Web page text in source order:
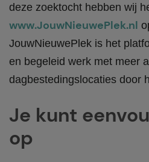
deze zoektocht hebben wij
www.JouwNieuwePlek.nl
JouwNieuwePlek is het
en begeleid werk met meer
dagbestedingslocaties door
Je kunt
op